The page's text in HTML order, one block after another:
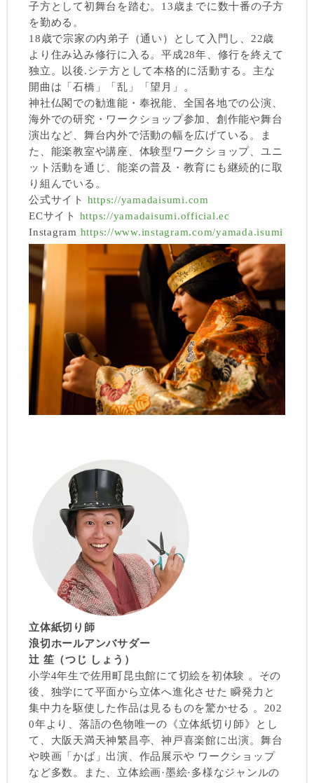
子方として初舞台を踏む。13歳までに数十番の子方
を勤める。
18歳で宗家の内弟子（通い）として入門し、22歳
より住み込み修行に入る。平成28年、修行を終えて
独立。以後.シテ方として本格的に活動する。主な
開曲は「石橋」「乱」「望月」。
神社仏閣での勧進能・奉祝能、全国各地での公演、
海外での研究・ワークショップ参加、創作能や舞台
演出など、舞台内外で活動の幅を広げている。ま
た、能楽教室や講座、体験型ワークショップ、ユニ
ット活動を通じ、能楽の普及・教育にも継続的に取
り組んでいる。
公式サイト https://yamadaisumi.com
ECサイト https://yamadaisumi.official.ec
Instagram https://www.instagram.com/yamada.isumi
立体紙切り師
浪切ホールアンバサダー
辻 笙（つじ しょう）
小学4年生で佐用町昆虫館にて切絵を初体験 。その
後、独学にて平面から立体へ進化させた 瞬発力と
集中力を駆使した作品は見るものを驚かせる 。202
0年より、落語の色物唯一の《立体紙切り師》とし
て、大阪天満天神繁昌亭、神戸喜楽館に出演。舞台
や映画「かば」出演、作品展示や ワークショップ
など多数。また、立体絵画·墨絵·多様なジャンルの